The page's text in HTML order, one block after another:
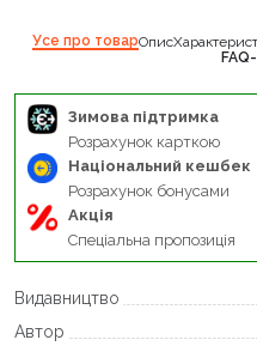
Усе про товарОпис
Зимова підтримка
Розрахунок карткою
Національний кешбек
Розрахунок бонусами
Акція
Спеціальна пропозиція
Видавництво
Автор